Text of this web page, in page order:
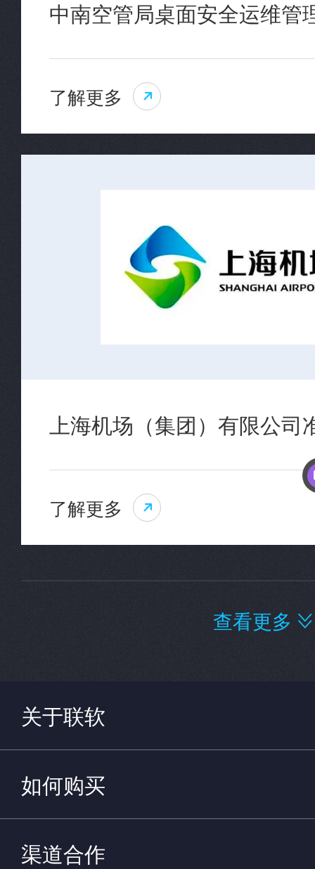
中南空管局桌面安全运维管
了解更多 
上海机场（集团）有限公司
了解更多 
查看更多 
关于联软
如何购买
渠道合作